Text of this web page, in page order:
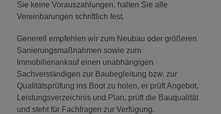
Sie keine Vorauszahlungen, halten Sie alle
Vereinbarungen schriftlich fest.
Generell empfehlen wir zum Neubau oder größeren
Sanierungsmaßnahmen sowie zum
Immobilienankauf einen unabhängigen
Sachverständigen zur Baubegleitung bzw. zur
Qualitätsprüfung ins Boot zu holen, er prüft Angebot,
Leistungsverzeichnis und Plan, prüft die Bauqualität
und steht für Fachfragen zur Verfügung.